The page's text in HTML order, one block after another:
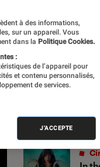
Les plus
à des informations,
sur un appareil. Vous
dans la Politique Cookies.
:
de l’appareil pour
et contenu personnalisés,
de services.
J'ACCEPTE